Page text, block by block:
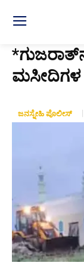
ಮಸೀದಿಗಳ
ಜನಸ್ನೇಹಿ ಪೊಲೀಸ್